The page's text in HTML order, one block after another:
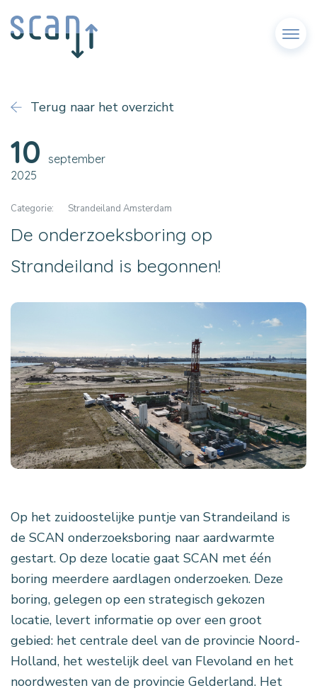
Menu
Terug naar het overzicht
10
september
2025
Categorie: Strandeiland Amsterdam
De onderzoeksboring op
Strandeiland is begonnen!
Op het zuidoostelijke puntje van Strandeiland is
de SCAN onderzoeksboring naar aardwarmte
gestart. Op deze locatie gaat SCAN met één
boring meerdere aardlagen onderzoeken. Deze
boring, gelegen op een strategisch gekozen
locatie, levert informatie op over een groot
gebied: het centrale deel van de provincie Noord-
Holland, het westelijk deel van Flevoland en het
noordwesten van de provincie Gelderland. Het